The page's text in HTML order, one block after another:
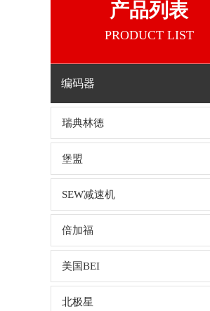
产品列表
PRODUCT LIST
编码器
瑞典林德
堡盟
SEW减速机
倍加福
美国BEI
北极星